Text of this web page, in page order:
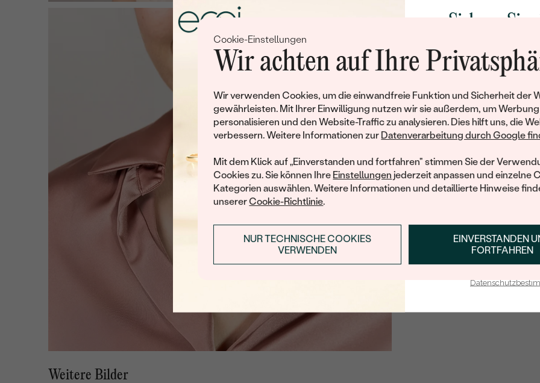
Cookie-Einstellungen
Wir achten auf Ihre
Wir verwenden Cookies, um die einwandfreie Funktion und Sicherheit der
gewährleisten. Mit Ihrer Einwilligung nutzen wir sie außerdem, um Werbung
personalisieren und den Website-Traffic zu analysieren. Dies hilft uns, die
verbessern. Weitere Informationen zur Datenverarbeitung durch Google
Mit dem Klick auf „Einverstanden und fortfahren" stimmen Sie der
Cookies zu. Sie können Ihre Einstellungen jederzeit anpassen und einzelne
Kategorien auswählen. Weitere Informationen und detaillierte Hinweise
unsererCookie-Richtlinie.
EINVERSTANDEN
FORTFAHREN
NUR TECHNISCHE COOKIES
VERWENDEN
Weitere Bilder
BREITE:
UNGEFÄHRES GEWICHT:
Sichern Sie
Rabatt auf
Werden Sie Teil
und entdecken Sie die
gefertigten Schmucks
Ihren ersten
ANMELDEN &
E-Mail-Adresse je bei uns in